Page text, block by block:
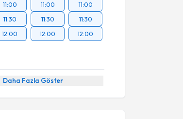
11:00
11:30
12:00
11:00
11:30
12:00
11:00
11:30
12:00
Daha Fazla Göster